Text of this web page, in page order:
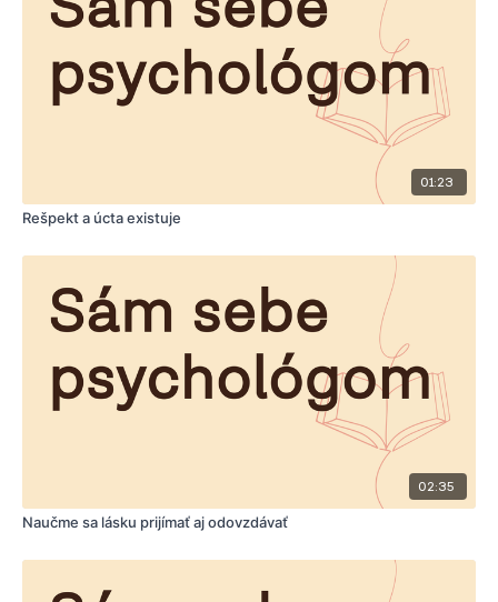
01:23
Rešpekt a úcta existuje
02:35
Naučme sa lásku prijímať aj odovzdávať